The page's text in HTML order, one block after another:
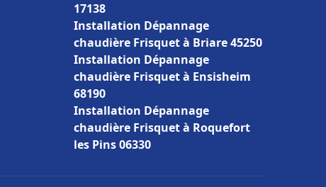
17138
Installation Dépannage
chaudière Frisquet à Briare 45250
Installation Dépannage
chaudière Frisquet à Ensisheim
68190
Installation Dépannage
chaudière Frisquet à Roquefort
les Pins 06330